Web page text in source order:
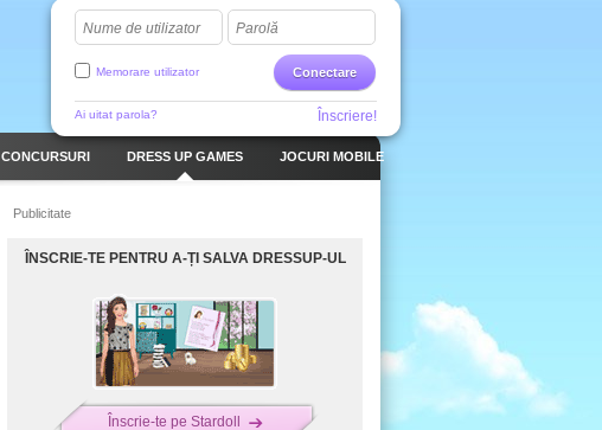
Nume de utilizator Parolă
Conectare
Memorare utilizator
Ai uitat parola? Înscriere!
CONCURSURI DRESS UP GAMES JOCURI MOBILE
Publicitate
ÎNSCRIE-TE PENTRU A-ȚI SALVA DRESSUP-UL
Înscrie-te pe Stardoll